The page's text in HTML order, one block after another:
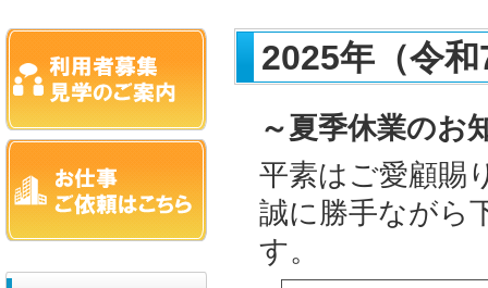
2025年（令
～夏季休業のお
平素はご愛顧賜
誠に勝手ながら
す。